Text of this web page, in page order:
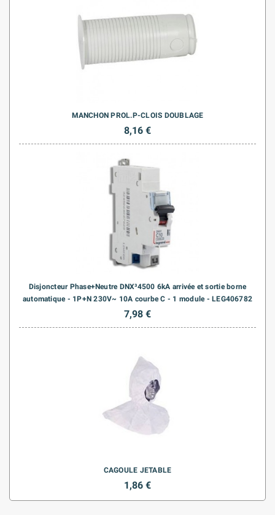
MANCHON PROL.P-CLOIS DOUBLAGE
8,16 €
Disjoncteur Phase+Neutre DNX³4500 6kA arrivée et sortie borne
automatique - 1P+N 230V~ 10A courbe C - 1 module - LEG406782
7,98 €
CAGOULE JETABLE
1,86 €